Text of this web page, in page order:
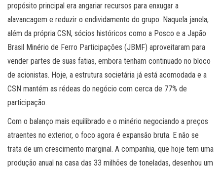
propósito principal era angariar recursos para enxugar a
alavancagem e reduzir o endividamento do grupo. Naquela janela,
além da própria CSN, sócios históricos como a Posco e a Japão
Brasil Minério de Ferro Participações (JBMF) aproveitaram para
vender partes de suas fatias, embora tenham continuado no bloco
de acionistas. Hoje, a estrutura societária já está acomodada e a
CSN mantém as rédeas do negócio com cerca de 77% de
participação.
Com o balanço mais equilibrado e o minério negociando a preços
atraentes no exterior, o foco agora é expansão bruta. E não se
trata de um crescimento marginal. A companhia, que hoje tem uma
produção anual na casa das 33 milhões de toneladas, desenhou um